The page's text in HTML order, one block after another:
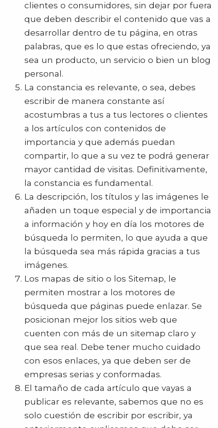
clientes o consumidores, sin dejar por fuera
que deben describir el contenido que vas a
desarrollar dentro de tu página, en otras
palabras, que es lo que estas ofreciendo, ya
sea un producto, un servicio o bien un blog
personal.
La constancia es relevante, o sea, debes
escribir de manera constante así
acostumbras a tus a tus lectores o clientes
a los artículos con contenidos de
importancia y que además puedan
compartir, lo que a su vez te podrá generar
mayor cantidad de visitas. Definitivamente,
la constancia es fundamental.
La descripción, los títulos y las imágenes le
añaden un toque especial y de importancia
a información y hoy en día los motores de
búsqueda lo permiten, lo que ayuda a que
la búsqueda sea más rápida gracias a tus
imágenes.
Los mapas de sitio o los Sitemap, le
permiten mostrar a los motores de
búsqueda que páginas puede enlazar. Se
posicionan mejor los sitios web que
cuenten con más de un sitemap claro y
que sea real. Debe tener mucho cuidado
con esos enlaces, ya que deben ser de
empresas serias y conformadas.
El tamaño de cada artículo que vayas a
publicar es relevante, sabemos que no es
solo cuestión de escribir por escribir, ya